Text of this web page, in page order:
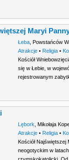
Maryi
Łeba Powstańców
Atrakcje • Religia •
Kościół
się w Łebie, w
rejestrowanym
Lębork
Mikołaja
Atrakcje • Religia •
Kościół
neogotyckim w
rzymskokatolicki. Od